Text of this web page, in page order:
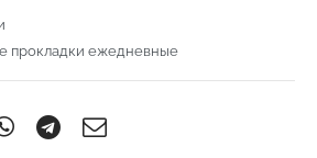
прокладки ежедневные